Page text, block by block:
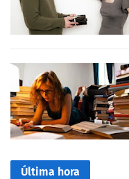
Última hora